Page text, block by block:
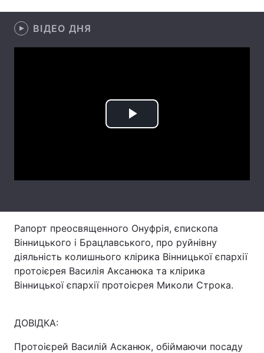
Війна
Політика
Зброя Інциденти
Здоров'я Туризм
Цікавинки Погода
ВІДЕО ДНЯ
Play
Рапорт преосвященного Онуфрія, єпископа
Вінницького і Брацлавського, про руйнівну
діяльність колишнього клірика Вінницької єпархії
протоієрея Василія Аксанюка та клірика
Вінницької єпархії протоієрея Миколи Строка.
ДОВІДКА:
Протоієрей Василій Асканюк, обіймаючи посаду